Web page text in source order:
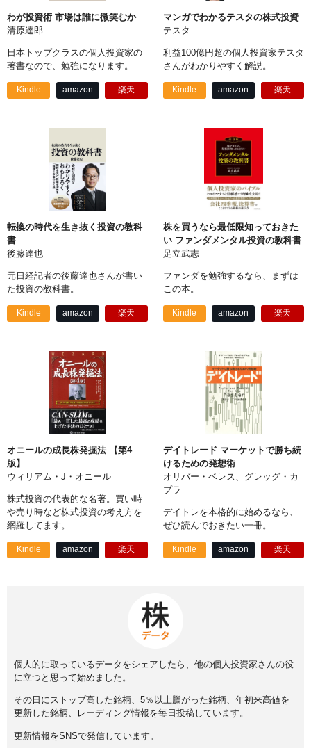
わが投資術 市場は誰に微笑むか
清原達郎
日本トップクラスの個人投資家の
著書なので、勉強になります。
Kindle amazon 楽天
マンガでわかるテスタの株式投資
テスタ
利益100億円超の個人投資家テスタ
さんがわかりやすく解説。
Kindle amazon 楽天
転換の時代を生き抜く投資の教科
書
後藤達也
元日経記者の後藤達也さんが書い
た投資の教科書。
Kindle amazon 楽天
株を買うなら最低限知っておきた
い ファンダメンタル投資の教科書
足立武志
ファンダを勉強するなら、まずは
この本。
Kindle amazon 楽天
オニールの成長株発掘法 【第4
版】
ウィリアム・J・オニール
株式投資の代表的な名著。買い時
や売り時など株式投資の考え方を
網羅してます。
Kindle amazon 楽天
デイトレード マーケットで勝ち続
けるための発想術
オリバー・ベレス、グレッグ・カ
プラ
デイトレを本格的に始めるなら、
ぜひ読んでおきたい一冊。
Kindle amazon 楽天
個人的に取っているデータをシェアしたら、他の個人投資家さんの役
に立つと思って始めました。
その日にストップ高した銘柄、5％以上騰がった銘柄、年初来高値を
更新した銘柄、レーディング情報を毎日投稿しています。
更新情報をSNSで発信しています。